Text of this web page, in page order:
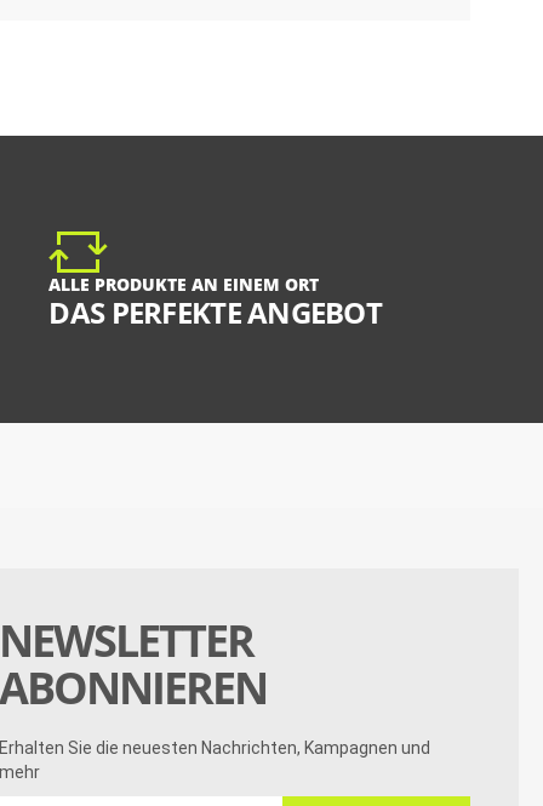
ALLE PRODUKTE AN EINEM ORT
DAS PERFEKTE ANGEBOT
NEWSLETTER
ABONNIEREN
Erhalten Sie die neuesten Nachrichten, Kampagnen und
mehr